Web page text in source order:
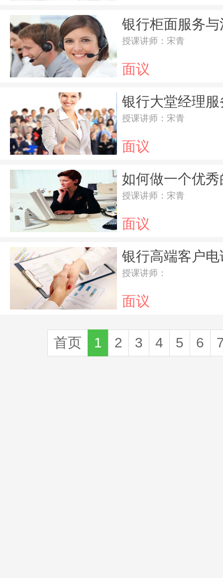
银行柜面服务
授课讲师：宋青
面议
银行大堂经理
授课讲师：宋青
面议
授课讲师：宋青
面议
授课讲师：
面议
首页 1 2 3 4 5 6